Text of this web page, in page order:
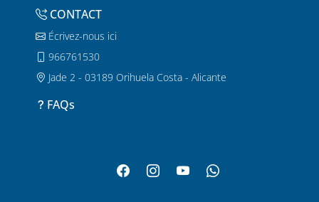
CONTACT
Écrivez-nous ici
966761530
Jade 2 - 03189 Orihuela Costa - Alicante
FAQs